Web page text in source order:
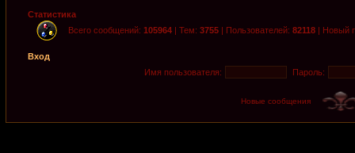
Статистика
Всего сообщений: 105964 | Тем: 3755 | Пользователей: 82118 | Новый
Вход
Имя пользователя:
Пароль:
Новые сообщения